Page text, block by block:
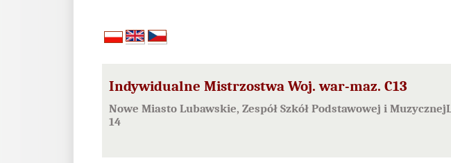
Indywidualne Mistrzostwa Woj. war-maz. C13
Nowe Miasto Lubawskie, Zespół Szkół Podstawowej i
14